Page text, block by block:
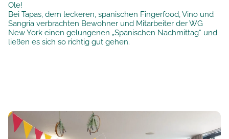
Ole!
Bei Tapas, dem leckeren, spanischen Fingerfood, Vino und
Sangria verbrachten Bewohner und Mitarbeiter der WG
New York einen gelungenen „Spanischen Nachmittag“ und
ließen es sich so richtig gut gehen.